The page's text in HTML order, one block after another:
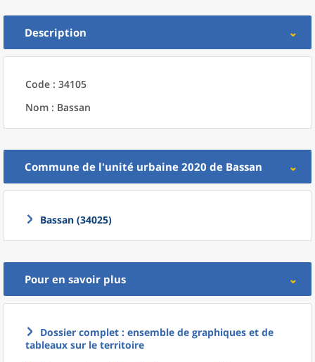
Description
Code : 34105
Nom : Bassan
Commune de l'unité urbaine 2020 de Bassan
Bassan (34025)
Pour en savoir plus
Dossier complet : ensemble de graphiques et de
tableaux sur le territoire